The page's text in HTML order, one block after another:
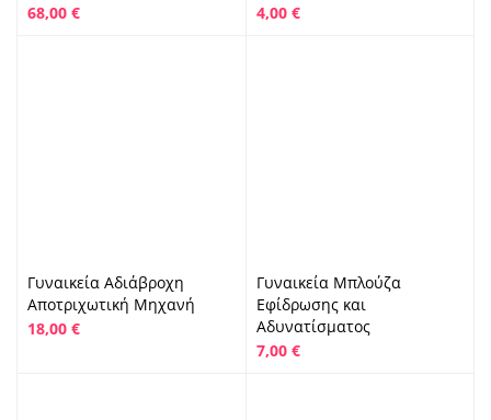
68,00 €
4,00 €
Γυναικεία Αδιάβροχη
Αποτριχωτική Μηχανή
18,00 €
Γυναικεία Μπλούζα
Εφίδρωσης και
Αδυνατίσματος
7,00 €